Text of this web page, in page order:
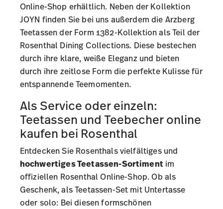
Online-Shop erhältlich. Neben der Kollektion
JOYN finden Sie bei uns außerdem die Arzberg
Teetassen der Form 1382-Kollektionals Teil der
Rosenthal Dining Collections. Diese bestechen
durch ihre klare, weiße Eleganz und bieten
durch ihre zeitlose Form die perfekte Kulisse für
entspannende Teemomenten.
Als Service oder einzeln:
Teetassen und Teebecher online
kaufen bei Rosenthal
Entdecken Sie Rosenthals vielfältiges und
hochwertiges Teetassen-Sortimentim
offiziellen Rosenthal Online-Shop. Ob als
Geschenk, als Teetassen-Set mit Untertasse
oder solo: Bei diesen formschönen